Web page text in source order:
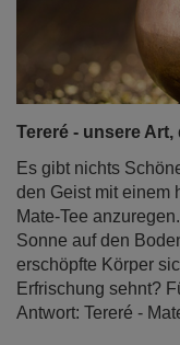
Tereré - unsere
Es gibt nichts
den Geist mit
Sonne auf den
erschöpfte Körper
Erfrischung sehnt?
Antwort: Tereré -
Weiterlesen